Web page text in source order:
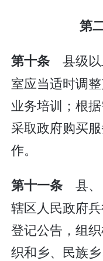
第
第十条 县级以
室应当适时调
业务培训；根
采取政府购买
作。
第十一条 县、
辖区人民政府
登记公告，组
织和乡、民族